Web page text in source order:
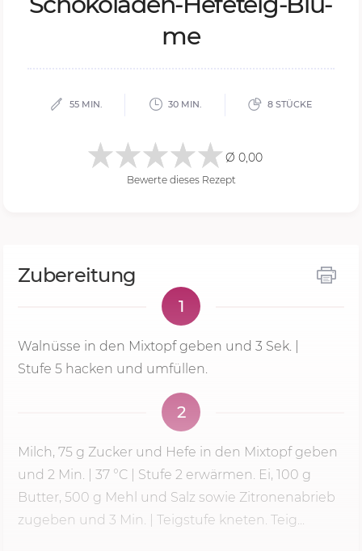
me
55 MIN. 30 MIN. 8 STÜCKE
Ø 0,00
Bewerte dieses Rezept
Zubereitung
1
Walnüsse in den Mixtopf geben und 3 Sek.
Stufe 5 hacken und umfüllen.
2
Milch, 75 g Zucker und Hefe in den Mixtopf geben
und 2 Min. 37 °C Stufe 2 erwärmen. Ei, 100 g
Butter, 500 g Mehl und Salz sowie Zitronenabrieb
zugeben und 3 Min. | Teigstufe kneten. Teig...